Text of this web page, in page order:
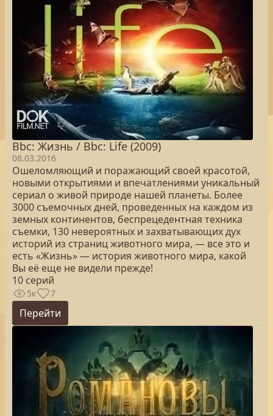
Bbc: Жизнь / Bbc: Life (2009)
08.03.2016
Ошеломляющий и поражающий своей красотой,
новыми открытиями и впечатлениями уникальный
сериал о живой природе нашей планеты. Более
3000 съемочных дней, проведенных на каждом из
земных континентов, беспрецедентная техника
съемки, 130 невероятных и захватывающих дух
историй из страниц животного мира, — все это и
есть «Жизнь» — история животного мира, какой
Вы её еще не видели прежде!
10 серий
5к 7
Перейти